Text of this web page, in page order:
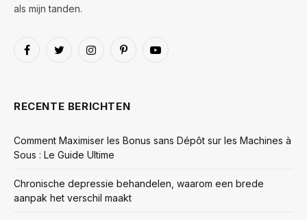
als mijn tanden.
FacebookTwitterInstagramPinterestYouTube
RECENTE BERICHTEN
Comment Maximiser les Bonus sans Dépôt sur les Machines à
Sous : Le Guide Ultime
Chronische depressie behandelen, waarom een brede
aanpak het verschil maakt